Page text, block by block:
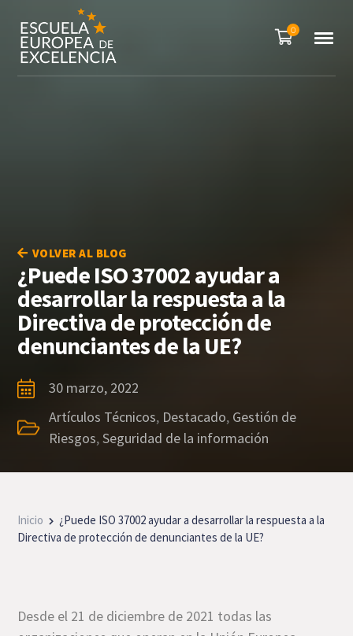
0
VOLVER AL BLOG
¿Puede ISO 37002 ayudar a
desarrollar la respuesta a la
Directiva de protección de
denunciantes de la UE?
30 marzo, 2022
Artículos Técnicos, Destacado, Gestión de
Riesgos,Seguridad de la información
Inicio
¿Puede ISO 37002 ayudar a desarrollar la respuesta a la
Directiva de protección de denunciantes de la UE?
Desde el 21 de diciembre de 2021 todas las